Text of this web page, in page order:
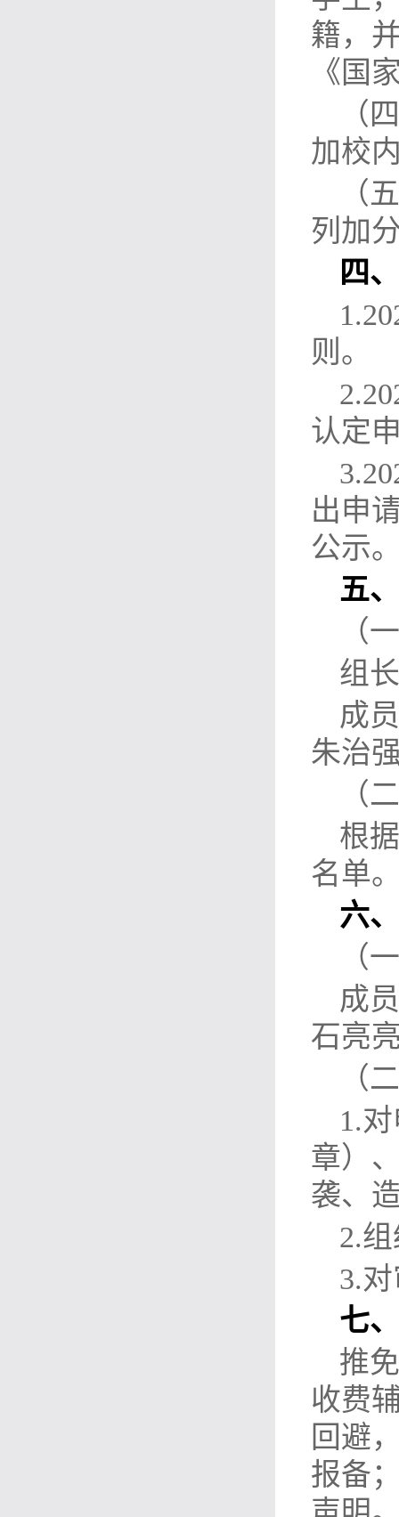
籍，
《国
（
加校
（
列加
四
则。
认定
出申
公示
五
（
组
成
朱治
（
根
名单
六
（
成
石亮
（
1.
章）
袭、
2.
3.
七
推
收费
回避
报备